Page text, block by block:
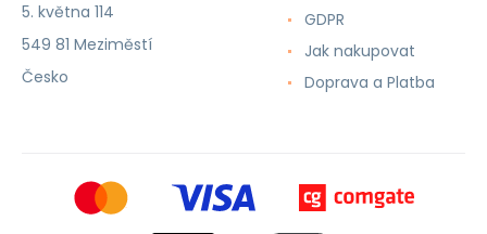
5. května 114
549 81 Meziměstí
Česko
GDPR
Jak nakupovat
Doprava a Platba